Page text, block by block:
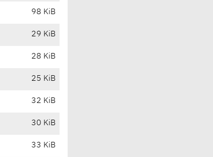
98 KiB
29 KiB
28 KiB
25 KiB
32 KiB
30 KiB
33 KiB